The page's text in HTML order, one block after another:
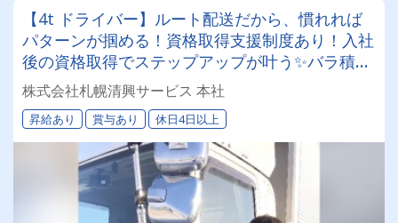
【4t ドライバー】ルート配送だから、慣れれば
パターンが掴める！資格取得支援制度あり！入社
後の資格取得でステップアップが叶う✨バラ積み
バラ卸しは一切無し！荷役作業負担が少ないお仕
事です！
株式会社札幌清興サービス 本社
昇給あり 賞与あり 休日4日以上